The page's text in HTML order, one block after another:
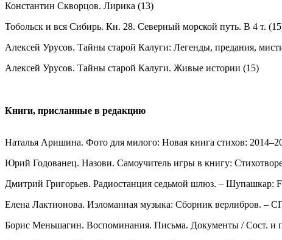
Константин Скворцов. Лирика (13)
Тобольск и вся Сибирь. Кн. 28. Северный морской путь. В 4 т.
Алексей Урусов. Тайны старой Калуги: Легенды, предания,
Алексей Урусов. Тайны старой Калуги. Живые истории (15)
Книги, присланные в редакцию
Наталья Аришина. Фото для милого: Новая книга стихов:
Юрий Годованец. Назови. Самоучитель игры в книгу:
Дмитрий Григорьев. Радиостанция седьмой шлюз. – Шупашкар:
Елена Лактионова. Изломанная музыка: Сборник верлибров. –
Борис Меньшагин. Воспоминания. Письма. Документы / Сост. и